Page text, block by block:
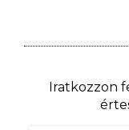
Iratkozzon